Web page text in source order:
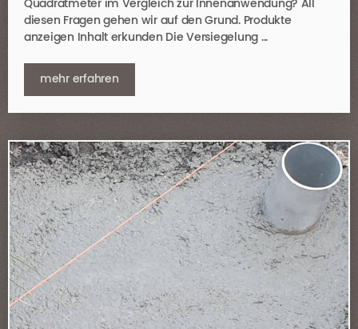
Quadratmeter im Vergleich zur Innenanwendung? All
diesen Fragen gehen wir auf den Grund. Produkte
anzeigen Inhalt erkunden Die Versiegelung ...
mehr erfahren